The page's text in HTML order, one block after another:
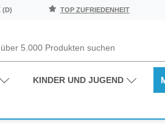
(D) TOP ZUFRIEDENHEIT
KINDER UND JUGEND